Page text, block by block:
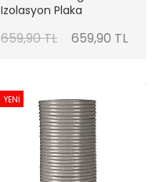
Izolasyon Plaka
659,90 TL 659,90 TL
YENİ